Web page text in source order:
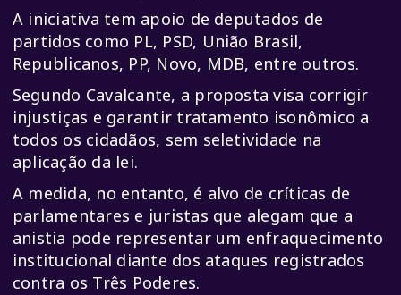
A iniciativa tem apoio de deputados de
partidos como PL, PSD, União Brasil,
Republicanos, PP, Novo, MDB, entre outros.
Segundo Cavalcante, a proposta visa corrigir
injustiças e garantir tratamento isonômico a
todos os cidadãos, sem seletividade na
aplicação da lei.
A medida, no entanto, é alvo de críticas de
parlamentares e juristas que alegam que a
anistia pode representar um enfraquecimento
institucional diante dos ataques registrados
contra os Três Poderes.